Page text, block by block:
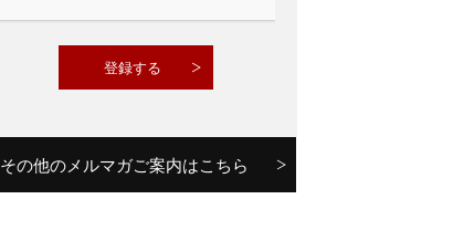
その他のメルマガご案内はこちら